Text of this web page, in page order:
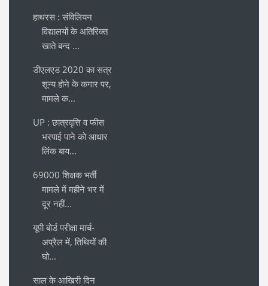
हाथरस : संविलियन
विद्यालयों के अतिरिक्त
खाते बन्द ...
डीएलएड 2020 का सत्र
शून्य होने के कगार पर,
मामले क...
UP : छात्रवृत्ति व फीस
भरपाई पाने को आधार
लिंक बाय...
69000 शिक्षक भर्ती
मामले में महीने भर में
दूर नहीं...
यूपी बोर्ड परीक्षा मार्च-
अप्रैल में, तिथियों की
घो...
साल के आखिरी दिन